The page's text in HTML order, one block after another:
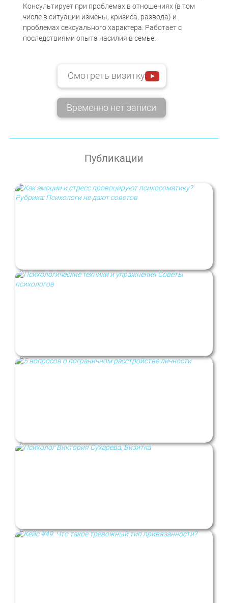
Консультирует при проблемах в отношениях (в том
числе в ситуации измены, кризиса, развода) и
проблемах сексуального характера. Работает с
последствиями опыта насилия в семье.
Смотреть визитку
Временно нет записи
Публикации